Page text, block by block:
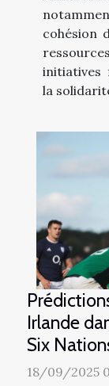
cohésion
initiatives
la
Irlande
Six
18/09/2025